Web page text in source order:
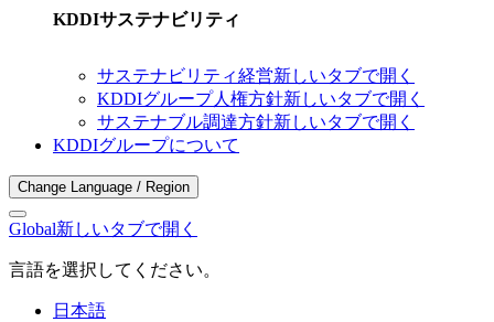
KDDIサステナビリティ
サステナビリティ経営新しいタブで開く
KDDIグループ人権方針新しいタブで開く
サステナブル調達方針新しいタブで開く
KDDIグループについて
Change Language / Region
Global新しいタブで開く
言語を選択してください。
日本語